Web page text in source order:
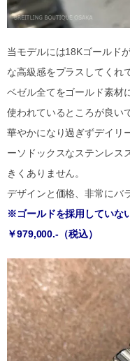
当モデルには18Kゴールド
な高級感をプラスしてくれ
ベゼル全てをゴールド素材
使われているところが良い
華やかになり過ぎずデイリ
ーソドックスなステンレス
きくありません。
デザインと価格、非常にバ
※ゴールドを採用していな
￥979,000.-（税込）